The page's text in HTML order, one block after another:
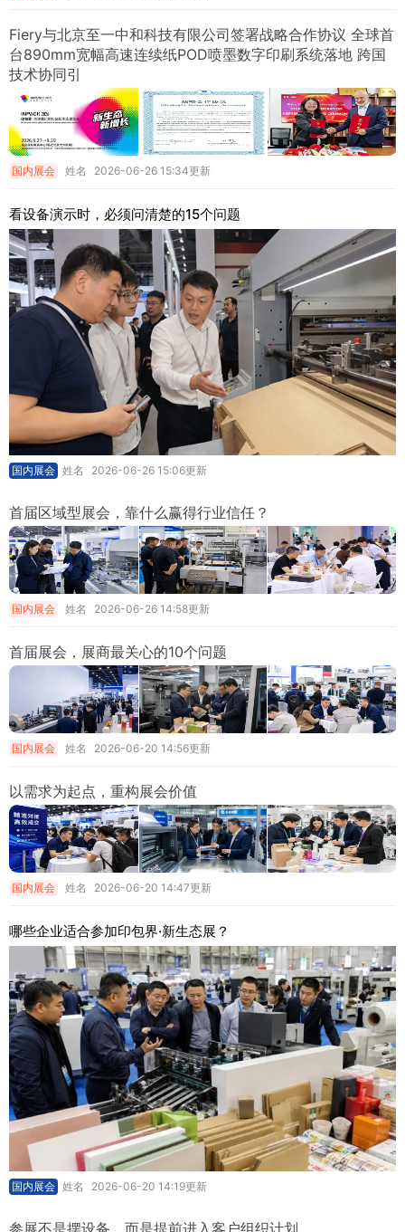
Fiery与北京至一中和科技有限公司签署战略合作协议 全球首
台890mm宽幅高速连续纸POD喷墨数字印刷系统落地 跨国
技术协同引
国内展会 姓名 2026-06-26 15:34更新
看设备演示时，必须问清楚的15个问题
国内展会 姓名 2026-06-26 15:06更新
首届区域型展会，靠什么赢得行业信任？
国内展会 姓名 2026-06-26 14:58更新
首届展会，展商最关心的10个问题
国内展会 姓名 2026-06-20 14:56更新
以需求为起点，重构展会价值
国内展会 姓名 2026-06-20 14:47更新
哪些企业适合参加印包界·新生态展？
国内展会 姓名 2026-06-20 14:19更新